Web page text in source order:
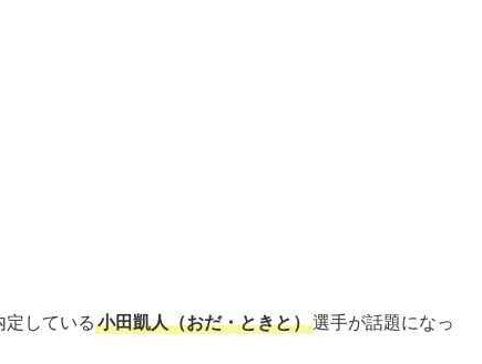
定している 小田凱人（おだ・ときと）選手が話題になっ